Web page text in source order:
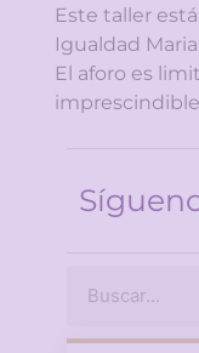
Este taller
Igualdad
El aforo es